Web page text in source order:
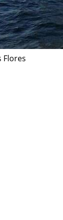
Flores